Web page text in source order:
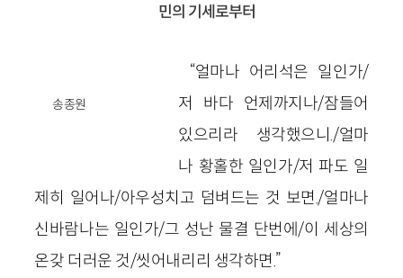
민의 기세로부터
송종원
“얼마나 어리석은 일인가/
저 바다 언제까지나/잠들어
있으리라 생각했으니./얼마
나 황홀한 일인가/저 파도 일
제히 일어나/아우성치고 덤벼드는 것 보면./얼마나
신바람나는 일인가/그 성난 물결 단번에/이 세상의
온갖 더러운 것/씻어내리리 생각하면.”